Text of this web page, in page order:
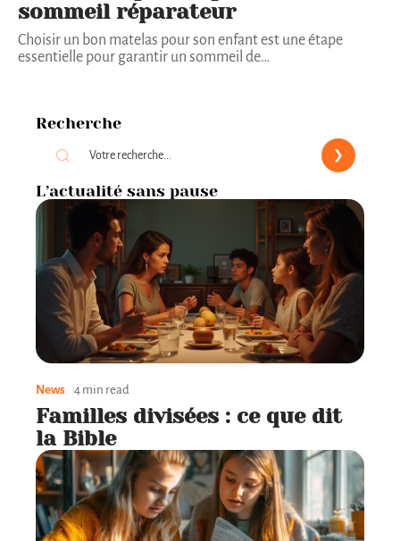
sommeil réparateur
Choisir un bon matelas pour son enfant est une étape
essentielle pour garantir un sommeil de…
Recherche
L’actualité sans pause
News 4 min read
Familles divisées : ce que dit
la Bible